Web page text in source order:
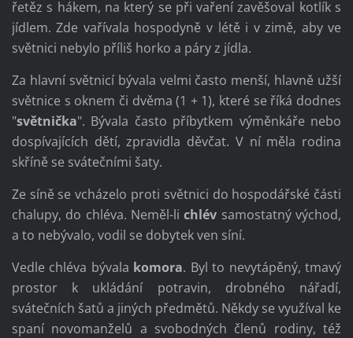
řetěz s hákem, na který se při vaření zavěšoval kotlík s
jídlem. Zde vařívala hospodyně v létě i v zimě, aby ve
světnici nebylo příliš horko a páry z jídla.
Za hlavní světnicí bývala velmi často menší, hlavně užší
světnice s oknem či dvěma (1 + 1), které se říká dodnes
"světnička". Bývala často příbytkem výměnkáře nebo
dospívajících dětí, zpravidla děvčat. V ní měla rodina
skříně se svátečními šaty.
Ze síně se vcházelo proti světnici do hospodářské části
chalupy, do chléva. Neměl-li chlév samostatný východ,
a to nebývalo, vodil se dobytek ven síní.
Vedle chléva bývala komora. Byl to nevytápěný, tmavý
prostor k ukládání potravin, drobného nářadí,
svátečních šatů a jiných předmětů. Někdy se využíval ke
spaní novomanželů a svobodných členů rodiny, též